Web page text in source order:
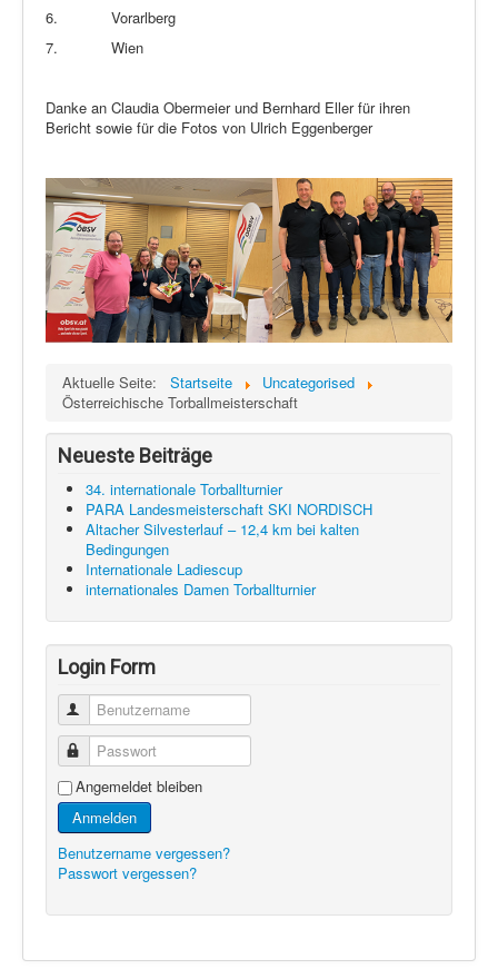
6.
Vorarlberg
7.
Wien
Danke an Claudia Obermeier und Bernhard Eller für ihren
Bericht sowie für die Fotos von Ulrich Eggenberger
Aktuelle Seite: Startseite
Uncategorised
Österreichische Torballmeisterschaft
Neueste Beiträge
34. internationale Torballturnier
PARA Landesmeisterschaft SKI NORDISCH
Altacher Silvesterlauf – 12,4 km bei kalten
Bedingungen
Internationale Ladiescup
internationales Damen Torballturnier
Login Form
Benutzername
Passwort
Angemeldet bleiben
Anmelden
Benutzername vergessen?
Passwort vergessen?